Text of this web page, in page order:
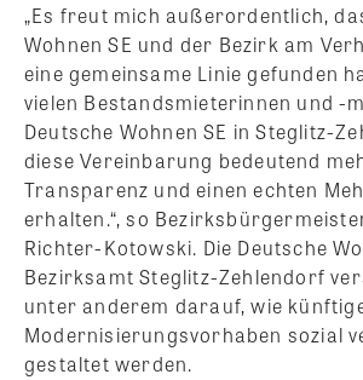
„Es freut mich außerordentlich,
Wohnen SE und der Bezirk am
eine gemeinsame Linie gefunden
vielen Bestandsmieterinnen und -
Deutsche Wohnen SE in Steglitz-
diese Vereinbarung bedeutend
Transparenz und einen echten
erhalten.“, so
Richter-Kotowski. Die Deutsche
Bezirksamt Steglitz-Zehlendorf
unter anderem darauf, wie
Modernisierungsvorhaben sozial
gestaltet werden.